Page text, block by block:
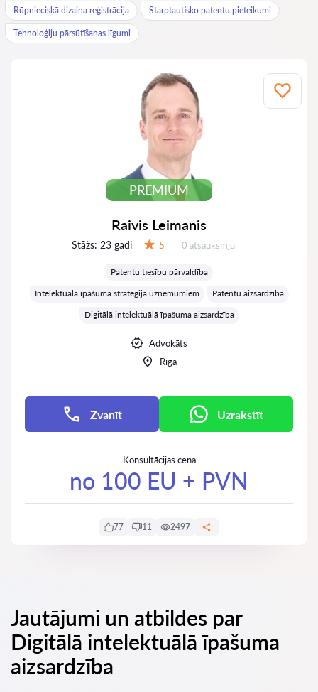
Rūpnieciskā dizaina reģistrācija Starptautisko patentu pieteikumi
Tehnoloģiju pārsūtīšanas līgumi
PREMIUM
Raivis Leimanis
Stāžs: 23 gadi 5 Atsauksmes:
0 atsauksmju
Patentu tiesību pārvaldība
Intelektuālā īpašuma stratēģija uzņēmumiem
Patentu aizsardzība
Digitālā intelektuālā īpašuma aizsardzība
Advokāts
Rīga
Zvanīt Uzrakstīt
Konsultācijas cena
no 100 EU + PVN
77 11 2497
Jautājumi un atbildes par
Digitālā intelektuālā īpašuma
aizsardzība